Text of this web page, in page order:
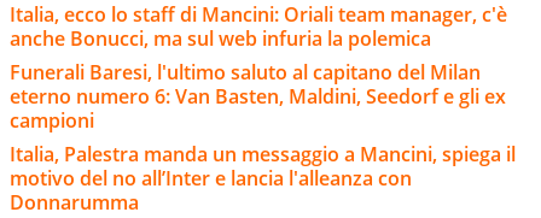
Italia, ecco lo staff di Mancini: Oriali team manager, c'è
anche Bonucci, ma sul web infuria la polemica
Funerali Baresi, l'ultimo saluto al capitano del Milan
eterno numero 6: Van Basten, Maldini, Seedorf e gli ex
campioni
Italia, Palestra manda un messaggio a Mancini, spiega il
motivo del no all’Inter e lancia l'alleanza con
Donnarumma